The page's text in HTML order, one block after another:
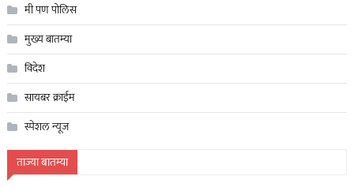
मी पण पोलिस
मुख्य बातम्या
विदेश
सायबर क्राईम
स्पेशल न्यूज
ताज्या बातम्या